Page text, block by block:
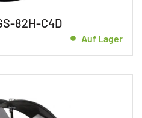
82H-C4D
Auf Lager